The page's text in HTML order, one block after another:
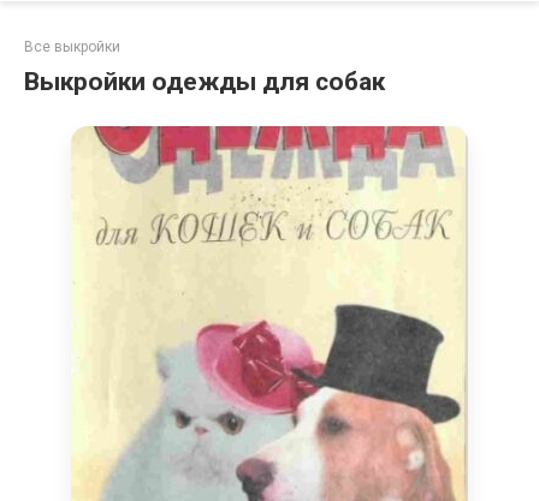
Все выкройки
Выкройки одежды для собак